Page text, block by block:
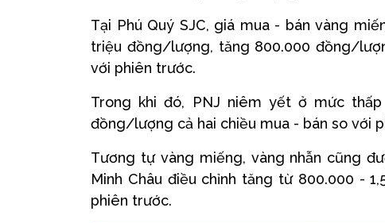
Tại Phú Quý SJC, giá mua - bán vàng
triệu đồng/lượng, tăng 800.000 đồng/
với phiên trước.
Trong khi đó, PNJ niêm yết ở mức
đồng/lượng cả hai chiều mua - bán so với
Tương tự vàng miếng, vàng nhẫn cũng
Minh Châu điều chỉnh tăng từ 800.000 -
phiên trước.